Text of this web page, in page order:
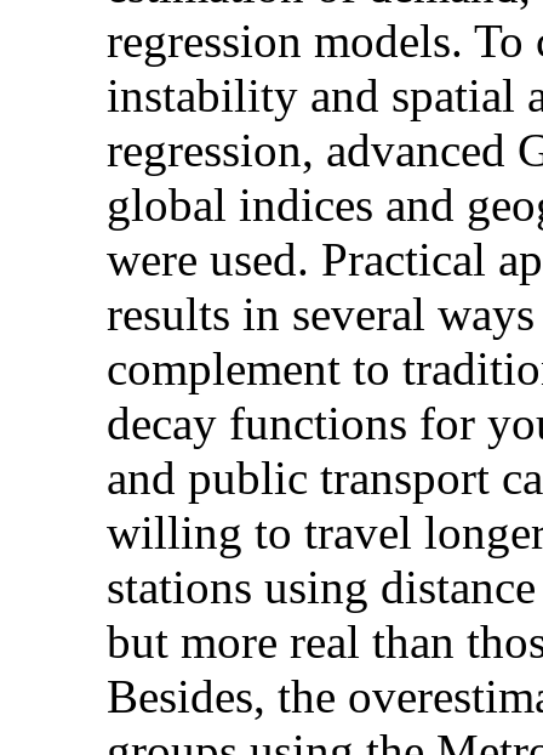
regression models.
instability and spatial
regression, advanced
global indices and
were used. Practical
results in several
complement to
decay functions for
and public transport
willing to travel longer
stations using
but more real than
Besides, the